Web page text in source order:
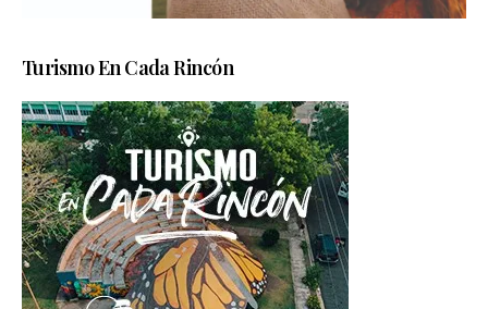
Turismo En Cada Rincón